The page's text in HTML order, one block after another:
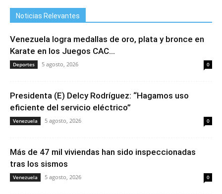
Noticias Relevantes
Venezuela logra medallas de oro, plata y bronce en
Karate en los Juegos CAC...
Deportes 5 agosto, 2026 0
Presidenta (E) Delcy Rodríguez: “Hagamos uso
eficiente del servicio eléctrico”
Venezuela 5 agosto, 2026 0
Más de 47 mil viviendas han sido inspeccionadas
tras los sismos
Venezuela 5 agosto, 2026 0